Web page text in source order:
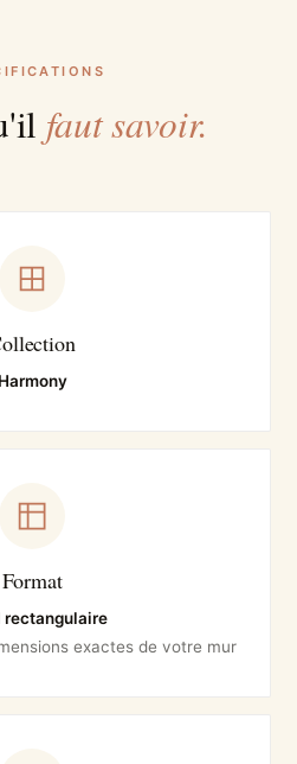
faut savoir.
Harmony
Format
rectangulaire
exactes de votre mur